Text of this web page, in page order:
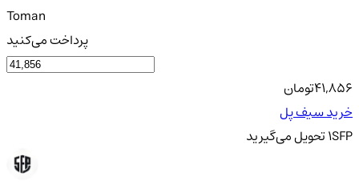
Toman
پرداخت می‌کنید
41,856تومان
خرید سیف پل
1SFPتحویلمی‌گیرید